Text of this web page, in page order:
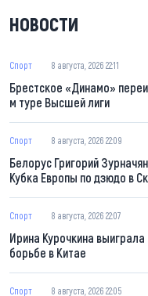
НОВОСТИ
Спорт 8 августа, 2026 22:11
Брестское «Динамо»
м туре Высшей лиги
Спорт 8 августа, 2026 22:09
Белорус Григорий
Кубка Европы по дзюдо в
Спорт 8 августа, 2026 22:07
Ирина Курочкина
борьбе в Китае
Спорт 8 августа, 2026 22:05